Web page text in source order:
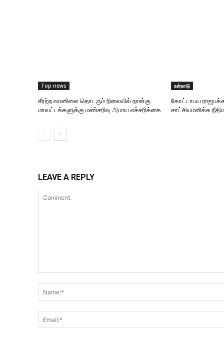
Top news
சீரற்ற வானிலை தொடரும் நிலையில் நான்கு
மாவட்டங்களுக்கு மண்சரிவு அபாய எச்சரிக்கை
உள்நாடு
கோட்டாபய
சாட்சியமளிக்க
LEAVE A REPLY